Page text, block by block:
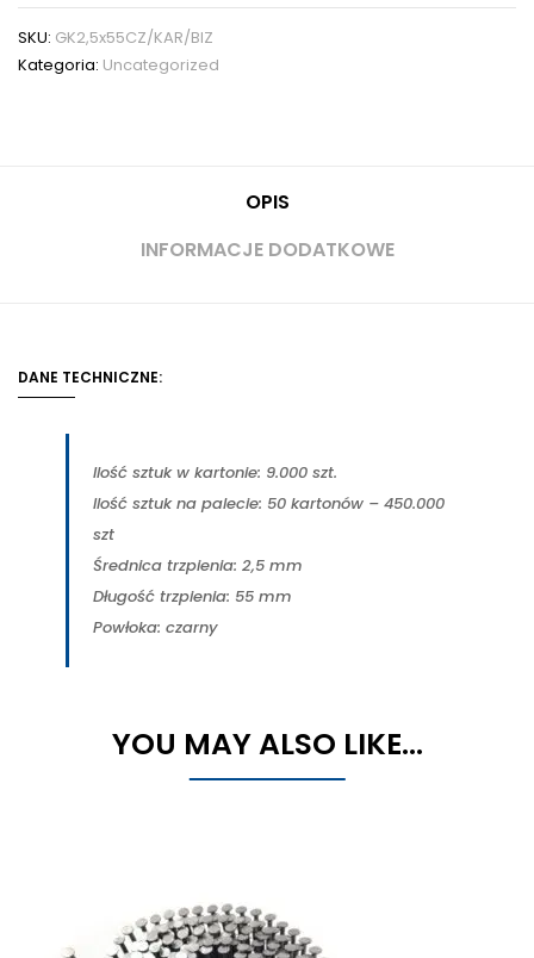
SKU: GK2,5x55CZ/KAR/BIZ
Kategoria: Uncategorized
OPIS
INFORMACJE DODATKOWE
DANE TECHNICZNE:
Ilość sztuk w kartonie: 9.000 szt.
Ilość sztuk na palecie: 50 kartonów – 450.000
szt
Średnica trzpienia: 2,5 mm
Długość trzpienia: 55 mm
Powłoka: czarny
YOU MAY ALSO LIKE…